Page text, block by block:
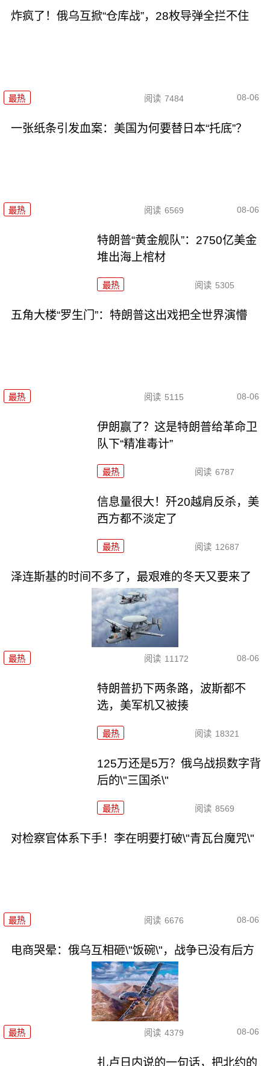
炸疯了！俄乌互掀“仓库战”，28枚导弹全拦不住
最热 阅读 7484 08-06
一张纸条引发血案：美国为何要替日本“托底”？
最热 阅读 6569 08-06
特朗普“黄金舰队”：2750亿美金
堆出海上棺材
最热 阅读 5305
五角大楼“罗生门”：特朗普这出戏把全世界演懵
最热 阅读 5115 08-06
伊朗赢了？这是特朗普给革命卫
队下“精准毒计”
最热 阅读 6787
信息量很大！歼20越肩反杀，美
西方都不淡定了
最热 阅读 12687
泽连斯基的时间不多了，最艰难的冬天又要来了
最热 阅读 11172 08-06
特朗普扔下两条路，波斯都不
选，美军机又被揍
最热 阅读 18321
125万还是5万？俄乌战损数字背
后的\"三国杀\"
最热 阅读 8569
对检察官体系下手！李在明要打破\"青瓦台魔咒\"
最热 阅读 6676 08-06
电商哭晕：俄乌互相砸\"饭碗\"，战争已没有后方
最热 阅读 4379 08-06
扎卢日内说的一句话，把北约的